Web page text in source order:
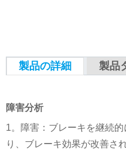
製品の詳細 製品
障害分析
1。障害：ブレーキを継続
り、ブレーキ効果が改善さ